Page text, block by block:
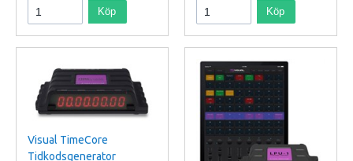
Köp Köp
Visual TimeCore
Tidkodsgenerator